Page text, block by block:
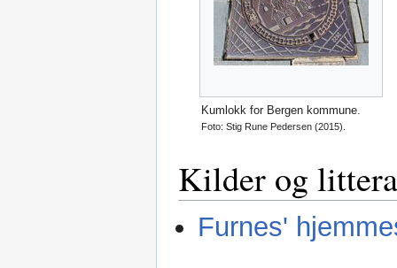
Kumlokk for Bergen kommune.
Foto: Stig Rune Pedersen (2015).
Kilder og
Furnes'